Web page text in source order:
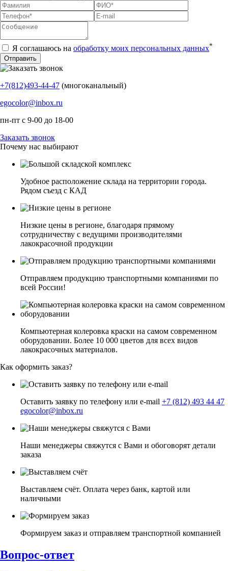
Я соглашаюсь на обработку моих персональных данных*
+7(812)493-44-47 (многоканальный)
egocolor@inbox.ru
пн-пт с 9-00 до 18-00
Заказать звонок
Почему нас выбирают
Удобное расположение склада на территории города.
Рядом съезд с КАД
Низкие цены в регионе, благодаря прямому
сотрудничеству с ведущими производителями
лакокрасочной продукции
Отправляем продукцию транспортными компаниями по
всей России!
Компьютерная колеровка краски на самом современном
оборудовании. Более 10 000 цветов для всех видов
лакокрасочных материалов.
Как оформить заказ?
Оставить заявку по телефону или e-mail +7 (812) 493 44 47
egocolor@inbox.ru
Наши менеджеры свяжутся с Вами и обоговорят детали
заказа
Выставляем счёт. Оплата через банк, картой или
наличными
Формируем заказ и отправляем транспортной компанией
Вопрос-ответ